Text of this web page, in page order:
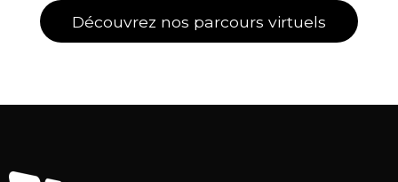
Découvrez nos parcours virtuels